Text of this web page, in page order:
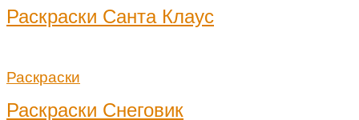
Раскраски Санта Клаус
Раскраски
Раскраски Снеговик